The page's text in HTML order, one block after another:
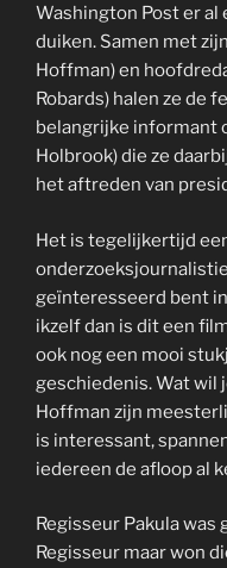
Washington Post er al
duiken. Samen met
Hoffman) en
Robards) halen ze de
belangrijke informant
Holbrook) die ze
het aftreden van
Het is tegelijkertijd
geïnteresseerd bent
ikzelf dan is dit een
ook nog een mooi
geschiedenis. Wat wil
Hoffman zijn
is interessant,
iedereen de afloop al
Regisseur Pakula
Regisseur maar won